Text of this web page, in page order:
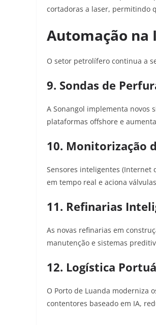
cortadoras a laser, permitindo
Automação
O setor petrolífero continua a
9. Sondas de
A Sonangol implementa novos
plataformas offshore e
10. Monitorização
Sensores inteligentes (Internet
em tempo real e aciona
11. Refinarias
As novas refinarias em
manutenção e sistemas
12. Logística
O Porto de Luanda moderniza
contentores baseado em IA,